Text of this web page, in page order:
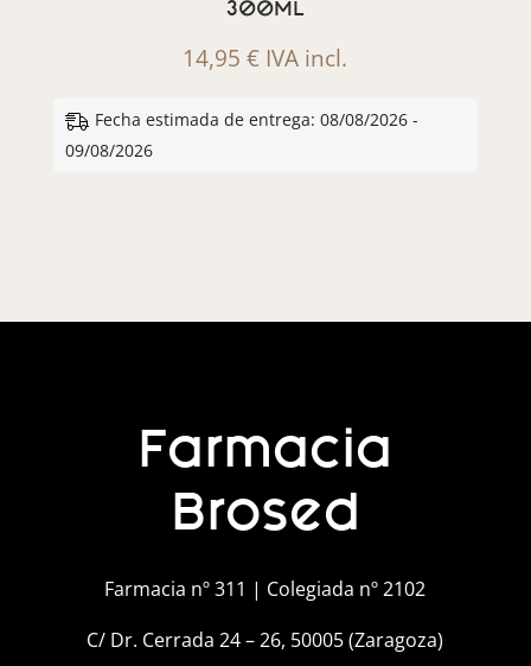
300ML
14,95€ IVA incl.
Fecha estimada de entrega: 08/08/2026 -
09/08/2026
Farmacia
Brosed
Farmacia nº 311 | Colegiada nº 2102
C/ Dr. Cerrada 24 – 26, 50005 (Zaragoza)